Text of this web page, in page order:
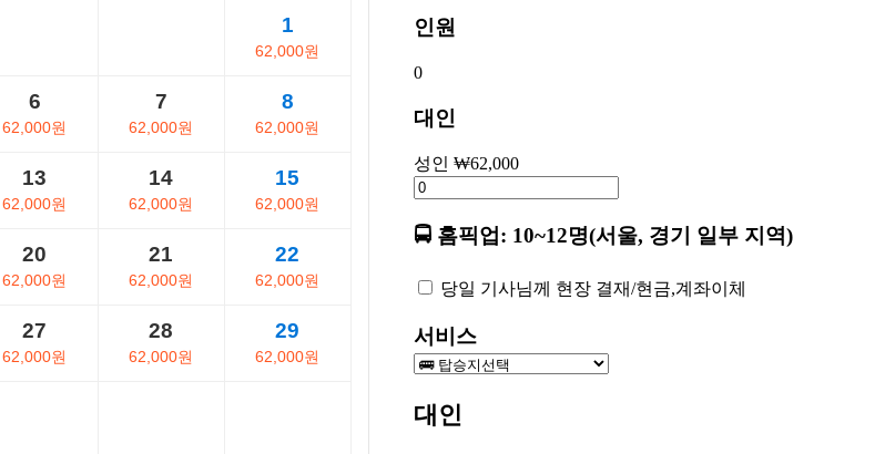
1
62,000원
6
62,000원
7
62,000원
8
62,000원
13
62,000원
14
62,000원
15
62,000원
20
62,000원
21
62,000원
22
62,000원
27
62,000원
28
62,000원
29
62,000원
인원
0
대인
성인 ₩62,000
🚍 홈픽업: 10~12명(서울, 경기 일부 지역)
당일 기사님께 현장 결재/현금,계좌이체
서비스
대인